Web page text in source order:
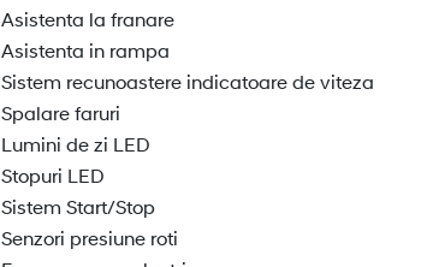
Asistenta la franare
Asistenta in rampa
Sistem recunoastere indicatoare de viteza
Spalare faruri
Lumini de zi LED
Stopuri LED
Sistem Start/Stop
Senzori presiune roti